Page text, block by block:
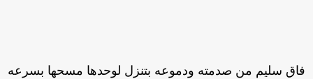
سليم من صدمته ودموعه بتنزل لوحدها مسحها بسرعه